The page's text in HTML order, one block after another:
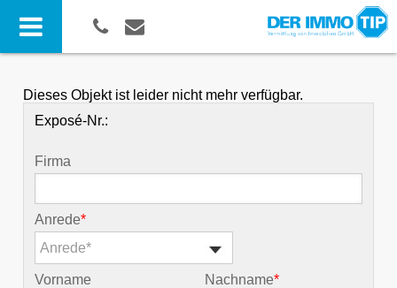
Dieses Objekt ist leider nicht mehr verfügbar.
Exposé-Nr.:
Firma
Anrede*
Anrede*
Vorname Nachname*